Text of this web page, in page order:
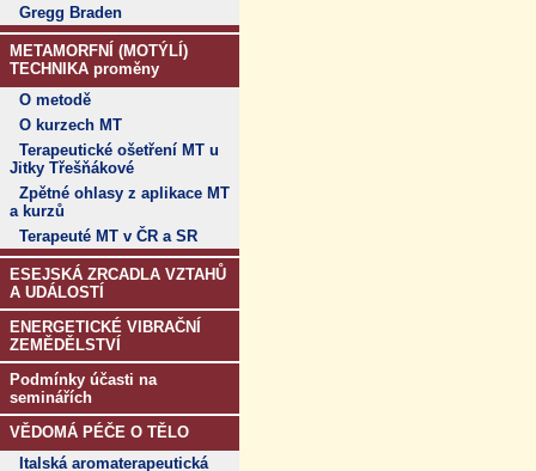
Gregg Braden
METAMORFNÍ (MOTÝLÍ)
TECHNIKA proměny
O metodě
O kurzech MT
Terapeutické ošetření MT u
Jitky Třešňákové
Zpětné ohlasy z aplikace MT
a kurzů
Terapeuté MT v ČR a SR
ESEJSKÁ ZRCADLA VZTAHŮ
A UDÁLOSTÍ
ENERGETICKÉ VIBRAČNÍ
ZEMĚDĚLSTVÍ
Podmínky účasti na
seminářích
VĚDOMÁ PÉČE O TĚLO
Italská aromaterapeutická